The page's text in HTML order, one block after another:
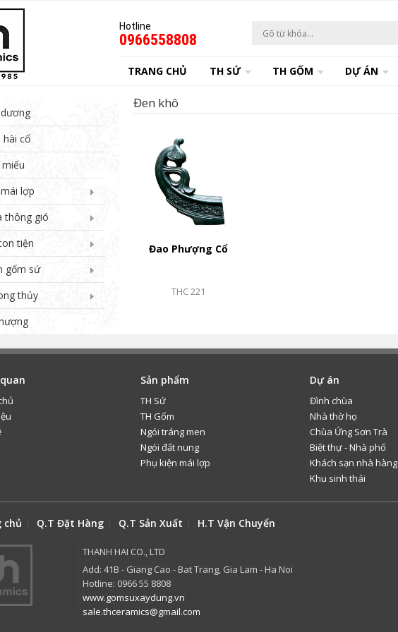
Hotline
0966558808
TRANG CHỦ TH SỨ TH GỐM DỰ ÁN
hài cổ
lợp
thông gió
tiện
gốm sứ
thủy
Đen khô
Đao Phượng Cổ
THC 221
Sản phẩm
TH Sứ
TH Gốm
Ngói tráng men
Ngói đất nung
Phụ kiện mái lợp
Dự án
Đình chùa
Nhà thờ họ
Chùa Ứng Sơn Trà
Biệt thự - Nhà phố
Khách sạn nhà hàng
Khu sinh thái
chủ Q.T Đặt Hàng Q.T Sản Xuất H.T Vận Chuyển
THANH HAI CO., LTD
Add: 41B - Giang Cao - Bat Trang, Gia Lam - Ha Noi
Hotline: 0966 55 8808
www.gomsuxaydung.vn
sale.thceramics@gmail.com